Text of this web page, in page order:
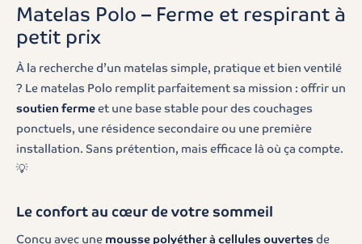
Matelas Polo – Ferme et respirant à
petit prix
À la recherche d’un matelas simple, pratique et bien ventilé
? Le matelas Polo remplit parfaitement sa mission : offrir un
soutien fermeet une base stable pour des couchages
ponctuels, une résidence secondaire ou une première
installation. Sans prétention, mais efficace là où ça compte.
💡
Le confort au cœur de votre sommeil
Conçu avec une mousse polyéther à cellules ouvertesde